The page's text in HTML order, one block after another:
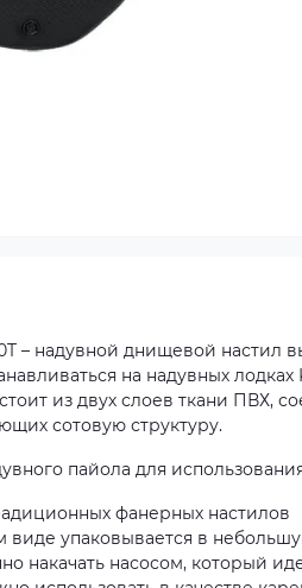
– надувной днищевой настил
на надувных лодках
из двух слоев ткани ПВХ,
сотовую структуру.
пайола для
фанерных настилов
виде упаковывается в
накачать насосом, который